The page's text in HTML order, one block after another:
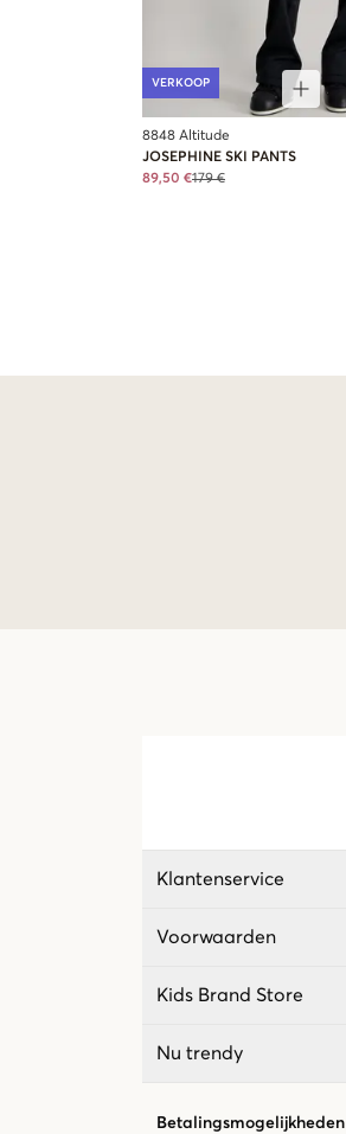
VERKOOP
8848 Altitude
JOSEPHINE SKI PANTS
89,50 €179 €
Klantenservice
Voorwaarden
Kids Brand Store
Nu trendy
Betalingsmogelijkheden